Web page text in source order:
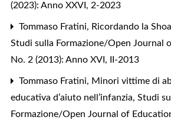
(2023): Anno XXVI, 2-2023
Tommaso Fratini, Ricordando la
Studi sulla Formazione/Open Journal
No. 2 (2013): Anno XVI, II-2013
Tommaso Fratini, Minori vittime di
educativa d’aiuto nell’infanzia, Studi
Formazione/Open Journal of